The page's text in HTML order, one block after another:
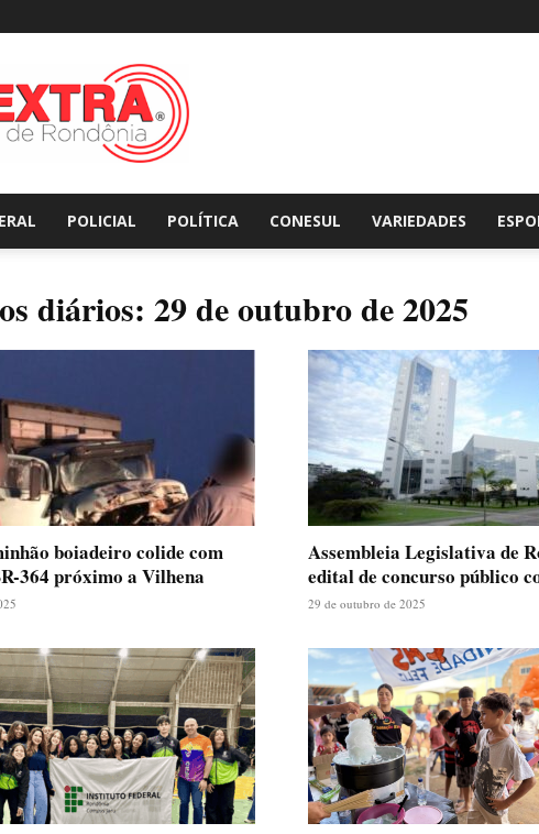
Extraderondonia.com.br
POLICIAL POLÍTICA CONESUL VARIEDADES
diários: 29 de outubro de 2025
boiadeiro colide com
364 próximo a Vilhena
Assembleia Legislativa de
edital de concurso público
29 de outubro de 2025